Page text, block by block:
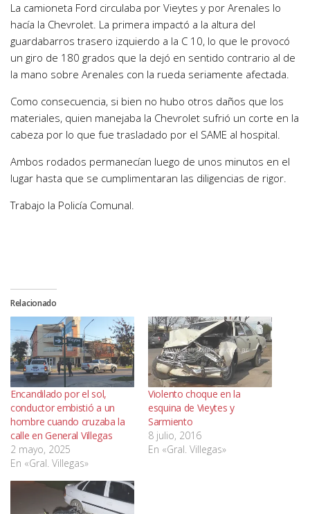
La camioneta Ford circulaba por Vieytes y por Arenales lo
hacía la Chevrolet. La primera impactó a la altura del
guardabarros trasero izquierdo a la C 10, lo que le provocó
un giro de 180 grados que la dejó en sentido contrario al de
la mano sobre Arenales con la rueda seriamente afectada.
Como consecuencia, si bien no hubo otros daños que los
materiales, quien manejaba la Chevrolet sufrió un corte en la
cabeza por lo que fue trasladado por el SAME al hospital.
Ambos rodados permanecían luego de unos minutos en el
lugar hasta que se cumplimentaran las diligencias de rigor.
Trabajo la Policía Comunal.
Relacionado
Encandilado por el sol,
conductor embistió a un
hombre cuando cruzaba la
calle en General Villegas
2 mayo, 2025
En «Gral. Villegas»
Violento choque en la
esquina de Vieytes y
Sarmiento
8 julio, 2016
En «Gral. Villegas»